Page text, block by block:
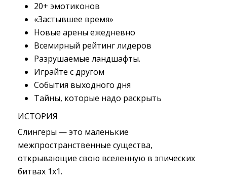
20+ эмотиконов
«Застывшее время»
Новые арены ежедневно
Всемирный рейтинг лидеров
Разрушаемые ландшафты.
Играйте с другом
События выходного дня
Тайны, которые надо раскрыть
ИСТОРИЯ
Слингеры — это маленькие
межпространственные существа,
открывающие свою вселенную в эпических
битвах 1х1.